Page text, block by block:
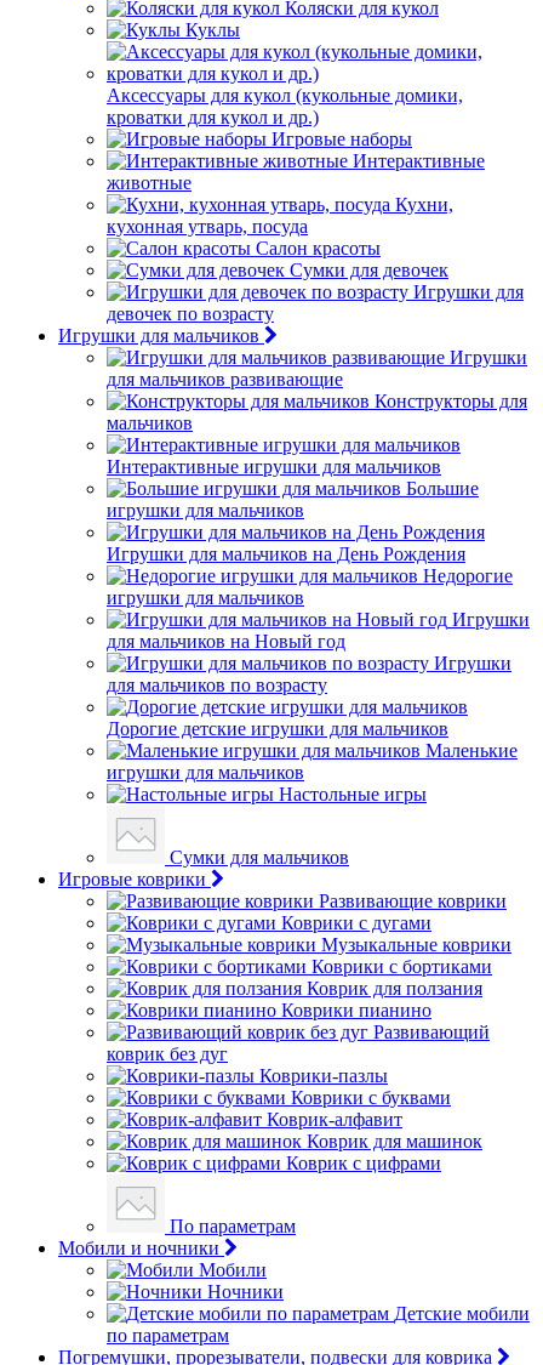
Коляски для кукол
Куклы
Аксессуары для кукол (кукольные домики,
кроватки для кукол и др.)
Игровые наборы
Интерактивные
животные
Кухни,
кухонная утварь, посуда
Салон красоты
Сумки для девочек
Игрушки для
девочек по возрасту
Игрушки для мальчиков
Игрушки
для мальчиков развивающие
Конструкторы для
мальчиков
Интерактивные игрушки для мальчиков
Большие
игрушки для мальчиков
Игрушки для мальчиков на День Рождения
Недорогие
игрушки для мальчиков
Игрушки
для мальчиков на Новый год
Игрушки
для мальчиков по возрасту
Дорогие детские игрушки для мальчиков
Маленькие
игрушки для мальчиков
Настольные игры
Сумки для мальчиков
Игровые коврики
Развивающие коврики
Коврики с дугами
Музыкальные коврики
Коврики с бортиками
Коврик для ползания
Коврики пианино
Развивающий
коврик без дуг
Коврики-пазлы
Коврики с буквами
Коврик-алфавит
Коврик для машинок
Коврик с цифрами
По параметрам
Мобили и ночники
Мобили
Ночники
Детские мобили
по параметрам
Погремушки, прорезыватели, подвески для коврика